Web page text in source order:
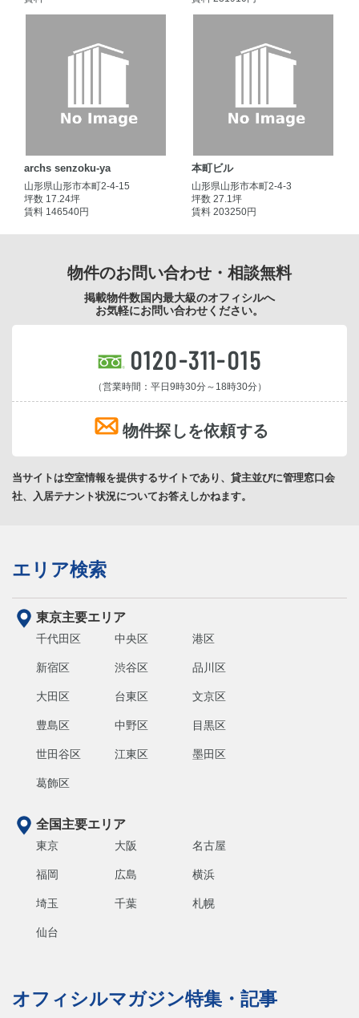
archs senzoku-ya
山形県山形市本町2-4-15
坪数 17.24坪
賃料 146540円
本町ビル
山形県山形市本町2-4-3
坪数 27.1坪
賃料 203250円
物件のお問い合わせ・相談無料
掲載物件数国内最大級のオフィシルへ
お気軽にお問い合わせください。
0120-311-015
（営業時間：平日9時30分～18時30分）
物件探しを依頼する
当サイトは空室情報を提供するサイトであり、貸主並びに管理窓口会
社、入居テナント状況についてお答えしかねます。
エリア検索
東京主要エリア
千代田区 中央区 港区
新宿区 渋谷区 品川区
大田区 台東区 文京区
豊島区 中野区 目黒区
世田谷区 江東区 墨田区
葛飾区
全国主要エリア
東京 大阪 名古屋
福岡 広島 横浜
埼玉 千葉 札幌
仙台
オフィシルマガジン特集・記事